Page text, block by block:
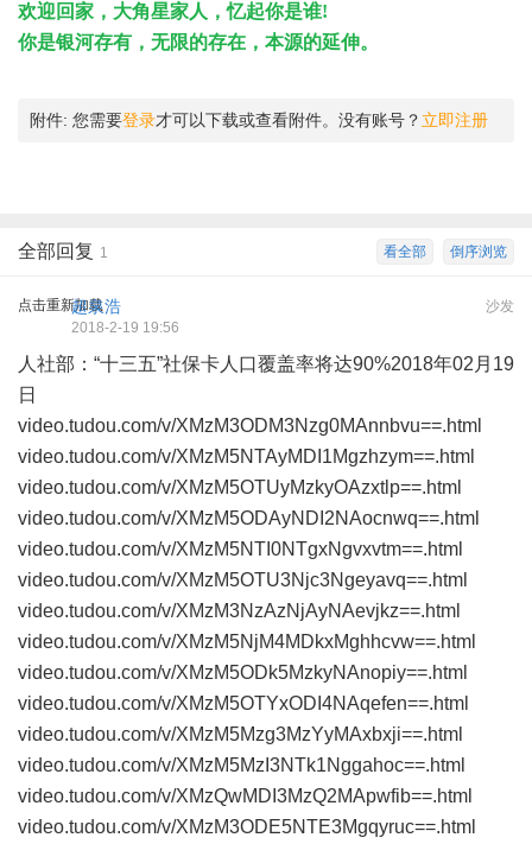
欢迎回家，大角星家人，忆起你是谁!
你是银河存有，无限的存在，本源的延伸。
附件: 您需要登录才可以下载或查看附件。没有账号？ 立即注册
倒序浏览
看全部
全部回复 1
点击重新加载 沙发
超泉浩
2018-2-19 19:56
人社部：“十三五”社保卡人口覆盖率将达90%2018年02月19
日
video.tudou.com/v/XMzM3ODM3Nzg0MAnnbvu==.html
video.tudou.com/v/XMzM5NTAyMDI1Mgzhzym==.html
video.tudou.com/v/XMzM5OTUyMzkyOAzxtlp==.html
video.tudou.com/v/XMzM5ODAyNDI2NAocnwq==.html
video.tudou.com/v/XMzM5NTI0NTgxNgvxvtm==.html
video.tudou.com/v/XMzM5OTU3Njc3Ngeyavq==.html
video.tudou.com/v/XMzM3NzAzNjAyNAevjkz==.html
video.tudou.com/v/XMzM5NjM4MDkxMghhcvw==.html
video.tudou.com/v/XMzM5ODk5MzkyNAnopiy==.html
video.tudou.com/v/XMzM5OTYxODI4NAqefen==.html
video.tudou.com/v/XMzM5Mzg3MzYyMAxbxji==.html
video.tudou.com/v/XMzM5MzI3NTk1Nggahoc==.html
video.tudou.com/v/XMzQwMDI3MzQ2MApwfib==.html
video.tudou.com/v/XMzM3ODE5NTE3Mgqyruc==.html